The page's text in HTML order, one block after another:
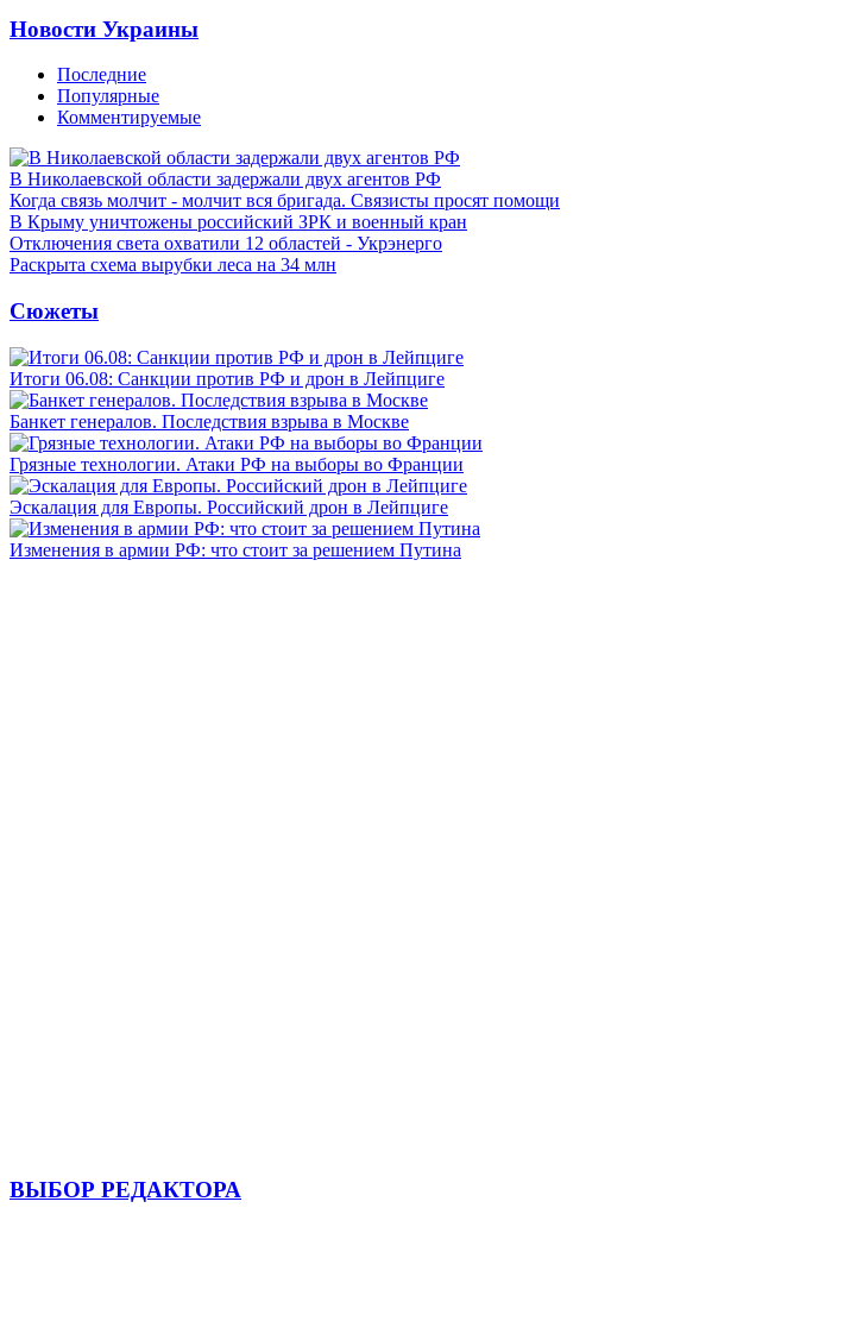
Новости Украины
Последние
Популярные
Комментируемые
В Николаевской области задержали двух агентов РФ
Когда связь молчит - молчит вся бригада. Связисты просят помощи
В Крыму уничтожены российский ЗРК и военный кран
Отключения света охватили 12 областей - Укрэнерго
Раскрыта схема вырубки леса на 34 млн
Сюжеты
Итоги 06.08: Санкции против РФ и дрон в Лейпциге
Банкет генералов. Последствия взрыва в Москве
Грязные технологии. Атаки РФ на выборы во Франции
Эскалация для Европы. Российский дрон в Лейпциге
Изменения в армии РФ: что стоит за решением Путина
ВЫБОР РЕДАКТОРА